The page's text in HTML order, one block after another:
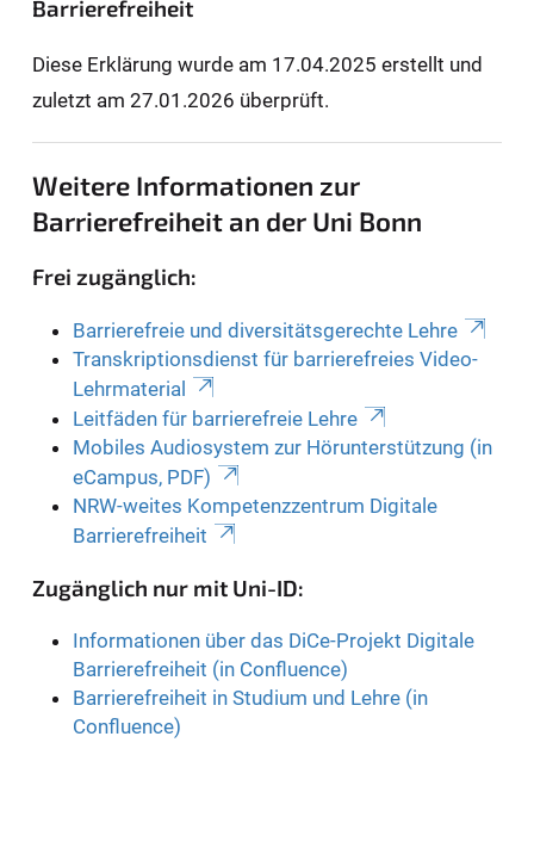
Barrierefreiheit
Diese Erklärung wurde am 17.04.2025 erstellt und
zuletzt am 27.01.2026 überprüft.
Weitere Informationen zur
Barrierefreiheit an der Uni Bonn
Frei zugänglich:
Barrierefreie und diversitätsgerechte Lehre
Transkriptionsdienst für barrierefreies Video-
Lehrmaterial
Leitfäden für barrierefreie Lehre
Mobiles Audiosystem zur Hörunterstützung (in
eCampus, PDF)
NRW-weites Kompetenzzentrum Digitale
Barrierefreiheit
Zugänglich nur mit Uni-ID:
Informationen über das DiCe-Projekt Digitale
Barrierefreiheit (in Confluence)
Barrierefreiheit in Studium und Lehre (in
Confluence)